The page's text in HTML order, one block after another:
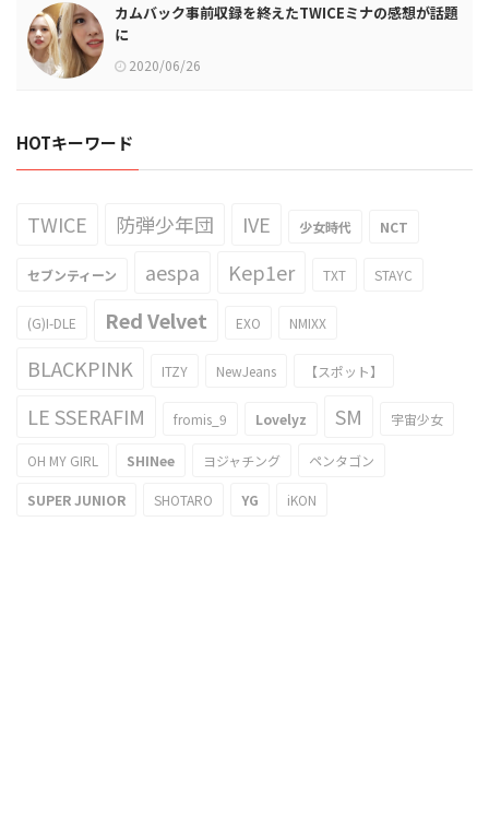
カムバック事前収録を終えたTWICEミナの感想が話題
に
2020/06/26
HOTキーワード
TWICE 防弾少年団 IVE 少女時代 NCT
セブンティーン aespa Kep1er TXT STAYC
(G)I-DLE Red Velvet EXO NMIXX
BLACKPINK ITZY NewJeans 【スポット】
LE SSERAFIM fromis_9 Lovelyz SM 宇宙少女
OH MY GIRL SHINee ヨジャチング ペンタゴン
SUPER JUNIOR SHOTARO YG iKON